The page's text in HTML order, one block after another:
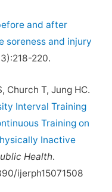
and after
soreness and injury
220.
Church T, Jung HC.
Interval Training
Training on
Inactive
Health.
ijerph15071508